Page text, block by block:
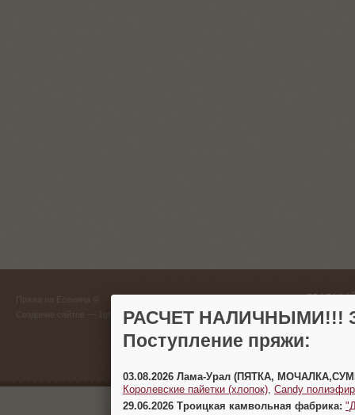
Пряжа на Есенина ©
Создание сайтов
(383)
г.
РАСЧЕТ НАЛИЧНЫМИ!!!
Поступление пряжи:
03.08.2026 Лама-Урал (ПЯТКА,
Королевские пайетки (хлопок) Candy
29.06.2026 Троицкая камвольная фабрика: